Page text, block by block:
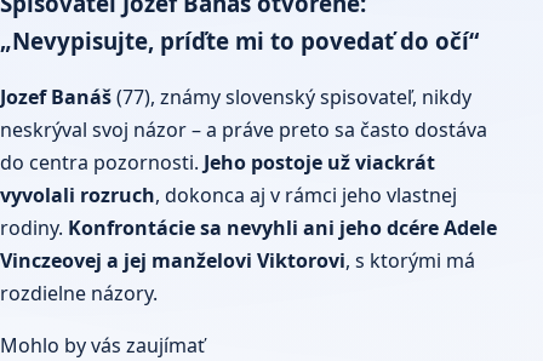
„Nevypisujte, príďte mi to povedať do očí“
Jozef Banáš(77), známy slovenský spisovateľ, nikdy
neskrýval svoj názor – a práve preto sa často dostáva
do centra pozornosti. Jeho postoje už viackrát
vyvolali rozruch, dokonca aj v rámci jeho vlastnej
rodiny. Konfrontácie sa nevyhli ani jeho dcére Adele
Vinczeovej a jej manželovi Viktorovi, s ktorými má
rozdielne názory.
Mohlo by vás zaujímať